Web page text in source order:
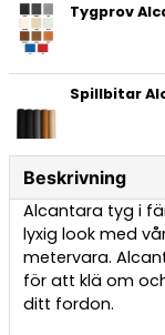
Tygprov
Spillbitar
Beskrivning
Alcantara tyg i
lyxig look med
metervara.
för att klä om
ditt fordon.